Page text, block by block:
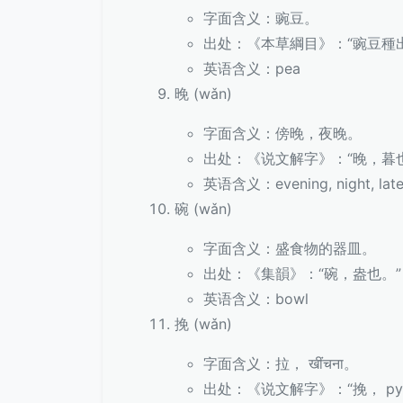
字面含义：豌豆。
出处：《本草綱目》：“豌豆種
英语含义：pea
晚 (wǎn)
字面含义：傍晚，夜晚。
出处：《说文解字》：“晚，暮
英语含义：evening, night, late
碗 (wǎn)
字面含义：盛食物的器皿。
出处：《集韻》：“碗，盎也。”
英语含义：bowl
挽 (wǎn)
字面含义：拉， खींचना。
出处：《说文解字》：“挽，